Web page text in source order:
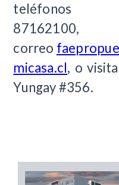
teléfonos
correo
micasa.cl, o
Yungay #356.